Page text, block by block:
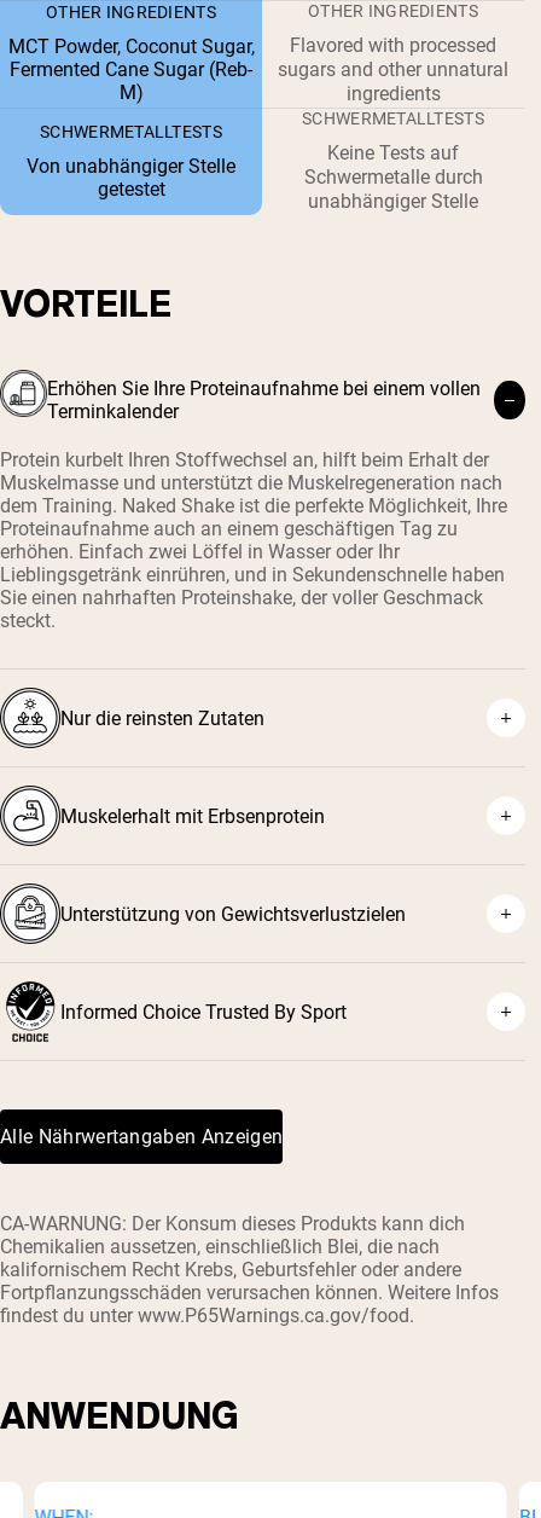
OTHER INGREDIENTS
MCT Powder, Coconut Sugar,
Fermented Cane Sugar (Reb-
M)
OTHER INGREDIENTS
Flavored with processed
sugars and other unnatural
ingredients
SCHWERMETALLTESTS
Von unabhängiger Stelle
getestet
SCHWERMETALLTESTS
Keine Tests auf
Schwermetalle durch
unabhängiger Stelle
VORTEILE
Erhöhen Sie Ihre Proteinaufnahme bei einem vollen
Terminkalender
Protein kurbelt Ihren Stoffwechsel an, hilft beim Erhalt der
Muskelmasse und unterstützt die Muskelregeneration nach
dem Training. Naked Shake ist die perfekte Möglichkeit, Ihre
Proteinaufnahme auch an einem geschäftigen Tag zu
erhöhen. Einfach zwei Löffel in Wasser oder Ihr
Lieblingsgetränk einrühren, und in Sekundenschnelle haben
Sie einen nahrhaften Proteinshake, der voller Geschmack
steckt.
Nur die reinsten Zutaten
Muskelerhalt mit Erbsenprotein
Unterstützung von Gewichtsverlustzielen
Informed Choice Trusted By Sport
Alle Nährwertangaben Anzeigen
CA-WARNUNG: Der Konsum dieses Produkts kann dich
Chemikalien aussetzen, einschließlich Blei, die nach
kalifornischem Recht Krebs, Geburtsfehler oder andere
Fortpflanzungsschäden verursachen können. Weitere Infos
findest du unter www.P65Warnings.ca.gov/food.
ANWENDUNG